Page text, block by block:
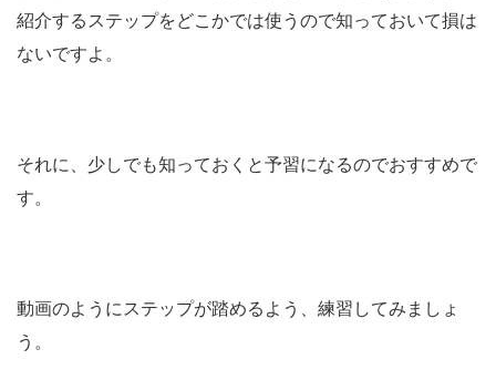
紹介するステップをどこかでは使うので知っておいて損は
ないですよ。
それに、少しでも知っておくと予習になるのでおすすめで
す。
動画のようにステップが踏めるよう、練習してみましょ
う。